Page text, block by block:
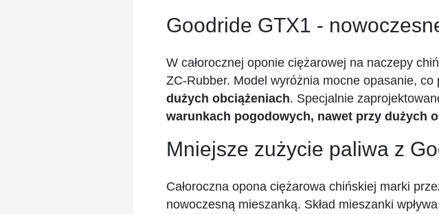
Goodride GTX1 -
W całorocznej oponie ciężarowej na naczepy
ZC-Rubber. Model wyróżnia mocne opasanie, co
dużych obciążeniach. Specjalnie
warunkach pogodowych, nawet przy dużych
Mniejsze zużycie paliwa z
Całoroczna opona ciężarowa chińskiej marki
nowoczesną mieszanką. Skład mieszanki